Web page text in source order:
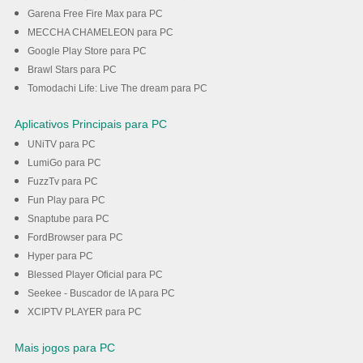
Garena Free Fire Max para PC
MECCHA CHAMELEON para PC
Google Play Store para PC
Brawl Stars para PC
Tomodachi Life: Live The dream para PC
Aplicativos Principais para PC
UNiTV para PC
LumiGo para PC
FuzzTv para PC
Fun Play para PC
Snaptube para PC
FordBrowser para PC
Hyper para PC
Blessed Player Oficial para PC
Seekee - Buscador de IA para PC
XCIPTV PLAYER para PC
Mais jogos para PC